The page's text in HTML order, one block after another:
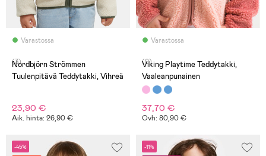
Varastossa
(3)
Nordbjörn Strömmen
Tuulenpitävä Teddytakki, Vihreä
23,90 €
Aik. hinta: 26,90 €
Varastossa
(0)
Viking Playtime Teddytakki,
Vaaleanpunainen
37,70 €
Ovh: 80,90 €
-45% -11%